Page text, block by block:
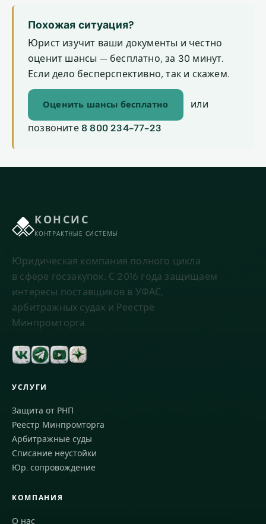
Похожая ситуация?
Юрист изучит ваши документы и честно
оценит шансы — бесплатно, за 30 минут.
Если дело бесперспективно, так и скажем.
Оценить шансы бесплатно или
позвоните 8 800 234-77-23
КОНСИС
КОНТРАКТНЫЕ СИСТЕМЫ
Юридическая компания полного цикла
в сфере госзакупок. С 2016 года защищаем
интересы поставщиков в УФАС,
арбитражных судах и Реестре
Минпромторга.
УСЛУГИ
Защита от РНП
Реестр Минпромторга
Арбитражные суды
Списание неустойки
Юр. сопровождение
КОМПАНИЯ
О нас